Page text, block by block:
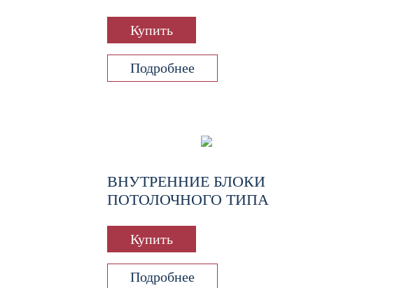
Купить
Подробнее
ВНУТРЕННИЕ БЛОКИ
ПОТОЛОЧНОГО ТИПА
Купить
Подробнее